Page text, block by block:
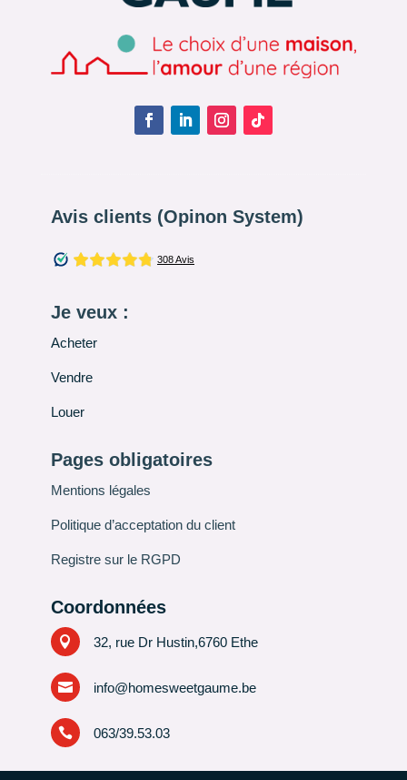
Avis clients (Opinon System)
Je veux :
Acheter
Vendre
Louer
Pages obligatoires
Mentions légales
Politique d’acceptation du client
Registre sur le RGPD
Coordonnées
 32, rue Dr Hustin,6760 Ethe
 info@homesweetgaume.be
 063/39.53.03